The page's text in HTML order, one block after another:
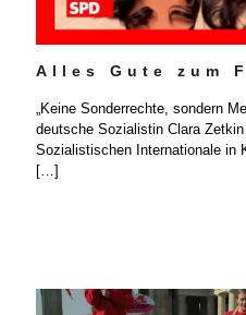
Alles Gute zum
„Keine Sonderrechte, sondern
deutsche Sozialistin Clara
Sozialistischen Internationale in
[…]